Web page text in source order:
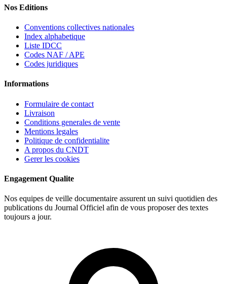
Nos Editions
Conventions collectives nationales
Index alphabetique
Liste IDCC
Codes NAF / APE
Codes juridiques
Informations
Formulaire de contact
Livraison
Conditions generales de vente
Mentions legales
Politique de confidentialite
A propos du CNDT
Gerer les cookies
Engagement Qualite
Nos equipes de veille documentaire assurent un suivi quotidien des
publications du Journal Officiel afin de vous proposer des textes
toujours a jour.